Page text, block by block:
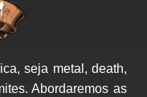
seja metal, death,
Abordaremos as